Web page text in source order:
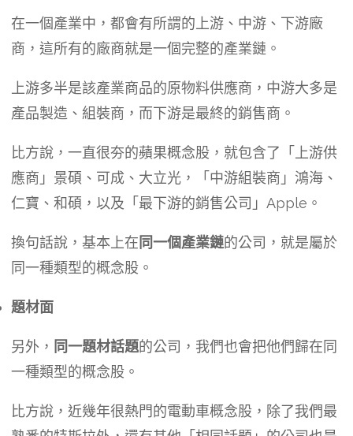
在一個產業中，都會有所謂的上游、中游、下游廠
商，這所有的廠商就是一個完整的產業鏈。
上游多半是該產業商品的原物料供應商，中游大多是
產品製造、組裝商，而下游是最終的銷售商。
比方說，一直很夯的蘋果概念股，就包含了「上游供
應商」景碩、可成、大立光，「中游組裝商」鴻海、
仁寶、和碩，以及「最下游的銷售公司」Apple。
換句話說，基本上在 同一個產業鏈的公司，就是屬於
同一種類型的概念股。
題材面
另外， 同一題材話題的公司，我們也會把他們歸在同
一種類型的概念股。
比方說，近幾年很熱門的電動車概念股，除了我們最